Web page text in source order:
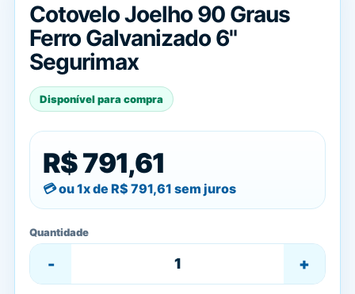
Cotovelo Joelho 90 Graus
Ferro Galvanizado 6"
Segurimax
Disponível para compra
R$ 791,61
ou 1x de R$ 791,61 sem juros
Quantidade
- +